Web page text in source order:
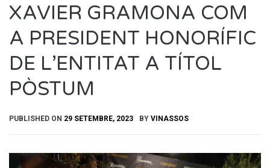
XAVIER GRAMONA COM
A PRESIDENT HONORÍFIC
DE L’ENTITAT A TÍTOL
PÒSTUM
PUBLISHED ON 29 SETEMBRE, 2023 BY VINASSOS